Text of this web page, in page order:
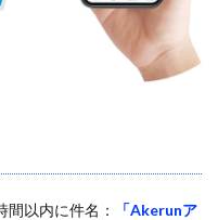
以内に件名：
「Akerunア